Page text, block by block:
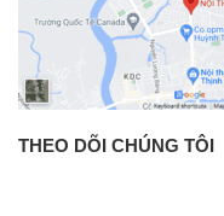
THEO DÕI CHÚNG TÔI